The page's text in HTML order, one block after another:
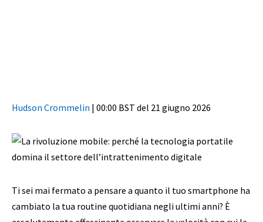
Hudson Crommelin | 00:00 BST del 21 giugno 2026
Ti sei mai fermato a pensare a quanto il tuo smartphone ha
cambiato la tua routine quotidiana negli ultimi anni? È